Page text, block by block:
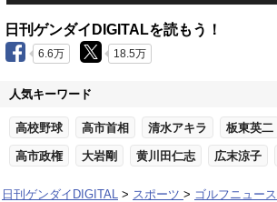
日刊ゲンダイDIGITALを読もう！
6.6万 18.5万
人気キーワード
高校野球 高市首相 清水アキラ 板東英二
高市政権 大岩剛 黄川田仁志 広末涼子
日刊ゲンダイDIGITAL スポーツ ゴルフニュース